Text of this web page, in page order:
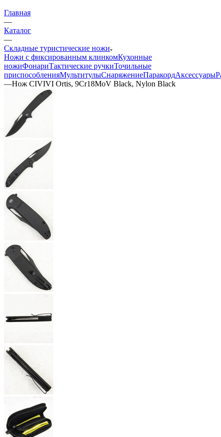
Главная
—
Каталог
—
Складные туристические ножи
Ножи с фиксированным клинкомКухонные
ножиФонариТактические ручкиТочильные
приспособленияМультитулыСнаряжениеПаракордАксессуары
—Нож CIVIVI Ortis, 9Cr18MoV Black, Nylon Black